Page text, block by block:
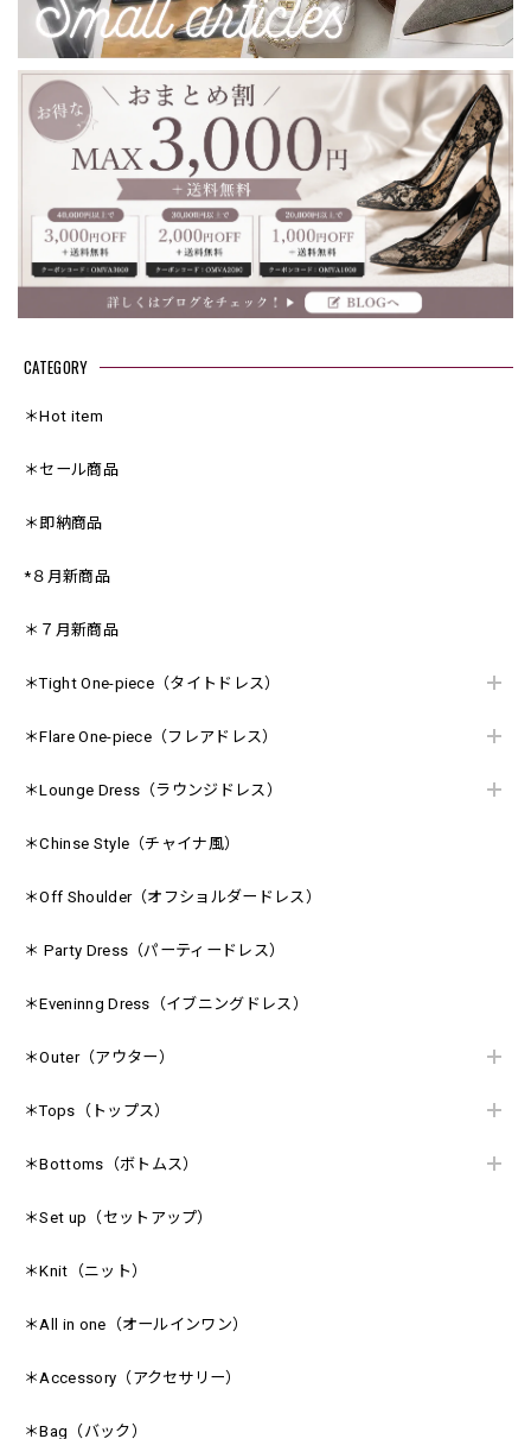
CATEGORY
＊Hot item
＊セール商品
＊即納商品
*８月新商品
＊７月新商品
＊Tight One-piece（タイトドレス）
＊Flare One-piece（フレアドレス）
＊Lounge Dress（ラウンジドレス）
＊Chinse Style（チャイナ風）
＊Off Shoulder（オフショルダードレス）
＊ Party Dress（パーティードレス）
＊Eveninng Dress（イブニングドレス）
＊Outer（アウター）
＊Tops（トップス）
＊Bottoms（ボトムス）
＊Set up（セットアップ）
＊Knit（ニット）
＊All in one（オールインワン）
＊Accessory（アクセサリー）
＊Bag（バック）